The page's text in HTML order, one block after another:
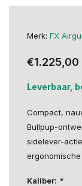
Merk: FX
€1.225,00
Leverbaar,
Compact,
Bullpup-
sidelever-
ergonomische
Kaliber: *